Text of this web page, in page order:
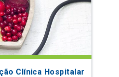
Clínica Hospitalar